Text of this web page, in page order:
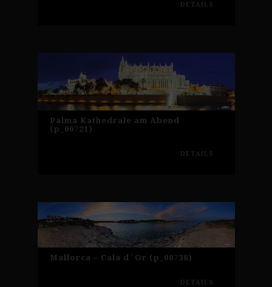
DETAILS
Palma Kathedrale am Abend
(p_00721)
DETAILS
Mallorca – Cala d´Or (p_00738)
DETAILS